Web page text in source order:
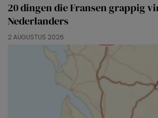
20 dingen die Fransen grappig
Nederlanders
2 AUGUSTUS 2026